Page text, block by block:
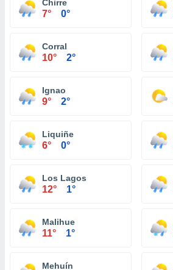
Chirre
7° 0°
Corral
10° 2°
Ignao
9° 2°
Liquiñe
6° 0°
Los Lagos
12° 1°
Malihue
11° 1°
Mehuín